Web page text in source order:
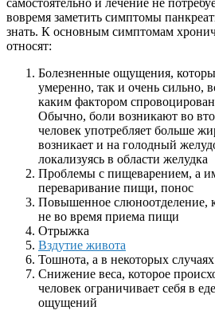
самостоятельно и лечение не
вовремя заметить симптомы
знать. К основным симптомам
относят:
Болезненные ощущения,
умеренно, так и очень сильно,
каким фактором
Обычно, боли возникают во
человек употребляет больше
возникает и на голодный
локализуясь в области желудка
Проблемы с пищеварением, а
переваривание пищи, понос
Повышенное слюноотделение,
не во время приема пищи
Отрыжка
Вздутие живота
Тошнота, а в некоторых
Снижение веса, которое
человек ограничивает себя в
ощущений